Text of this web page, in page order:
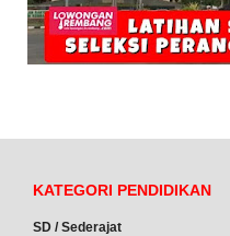
KATEGORI PENDIDIKAN
SD / Sederajat